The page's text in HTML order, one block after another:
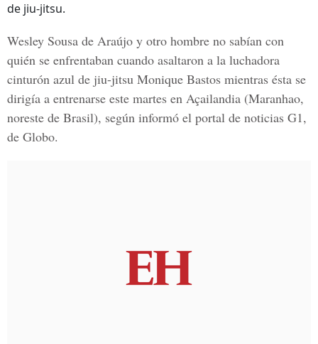
de jiu-jitsu.
Wesley Sousa de Araújo y otro hombre no sabían con
quién se enfrentaban cuando asaltaron a la luchadora
cinturón azul de jiu-jitsu Monique Bastos mientras ésta se
dirigía a entrenarse este martes en Açailandia (Maranhao,
noreste de Brasil), según informó el portal de noticias G1,
de Globo.